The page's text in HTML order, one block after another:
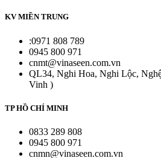
KV MIỀN TRUNG
:0971 808 789
0945 800 971
cnmt@vinaseen.com.vn
QL34, Nghi Hoa, Nghi Lộc,
Vinh )
TP HỒ CHÍ MINH
0833 289 808
0945 800 971
cnmn@vinaseen.com.vn